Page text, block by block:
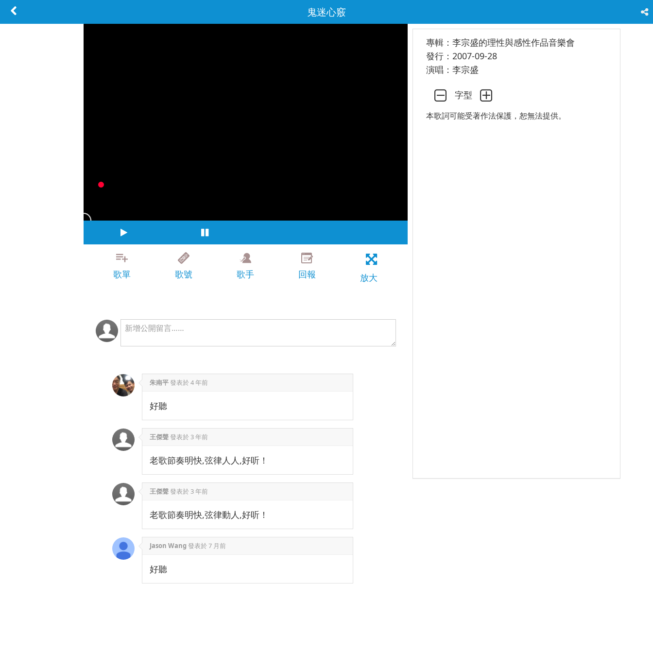
鬼迷心竅
歌單 歌號 歌手 回報 放大
朱南平發表於 4 年前
好聽
王傑聲發表於 3 年前
老歌節奏明快,弦律人人,好听！
王傑聲發表於 3 年前
老歌節奏明快,弦律動人,好听！
Jason Wang 發表於 7 月前
好聽
專輯：李宗盛的理性與感性作品音樂會
發行：2007-09-28
演唱：李宗盛
字型
本歌詞可能受著作法保護，恕無法提供。